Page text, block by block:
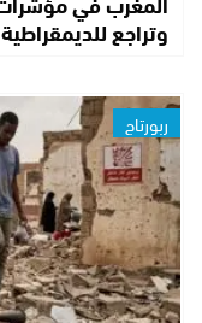
وتراجع للديمقراطية
ربورتاج